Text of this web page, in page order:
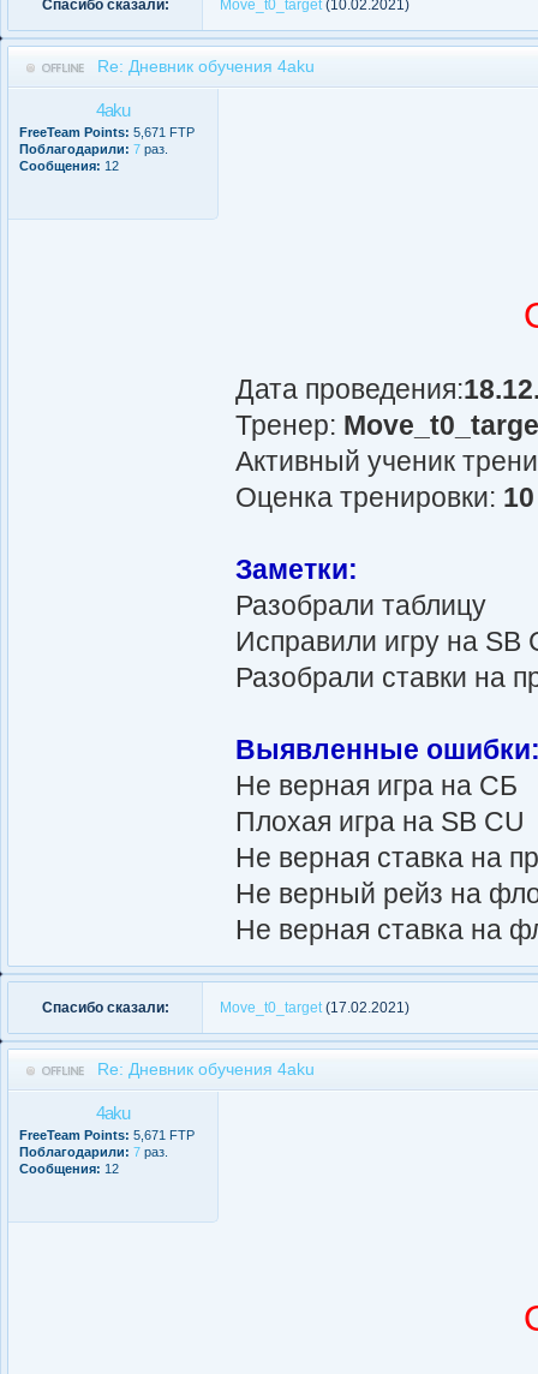
Спасибо сказали: Move_t0_target (10.02.2021)
Re: Дневник обучения 4aku
4aku
FreeTeam Points: 5,671 FTP
Поблагодарили: 7 раз.
Сообщения: 12
Дата проведения:
Тренер:
Активный ученик
Оценка тренировки:
Заметки:
Разобрали таблицу
Исправили игру на SB
Разобрали ставки на
Выявленные
Не верная игра на СБ
Плохая игра на SB CU
Не верная ставка на
Не верный рейз на
Не верная ставка на
Спасибо сказали: Move_t0_target (17.02.2021)
Re: Дневник обучения 4aku
4aku
FreeTeam Points: 5,671 FTP
Поблагодарили: 7 раз.
Сообщения: 12